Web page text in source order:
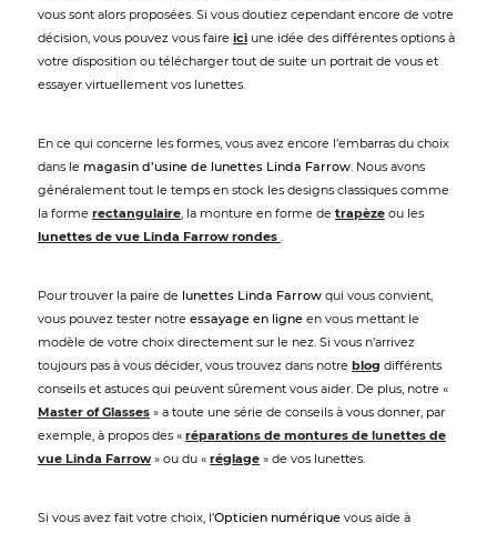
vous sont alors proposées. Si vous doutiez cependant encore de votre
décision, vous pouvez vous faire ici une idée des différentes options à
votre disposition ou télécharger tout de suite un portrait de vous et
essayer virtuellement vos lunettes.
En ce qui concerne les formes, vous avez encore l’embarras du choix
dans le magasin d’usine de lunettes Linda Farrow . Nous avons
généralement tout le temps en stock les designs classiques comme
la forme rectangulaire , la monture en forme de trapèze ou les
lunettes de vue Linda Farrow rondes
Pour trouver la paire de lunettes Linda Farrow qui vous convient,
vous pouvez tester notre essayage en ligne en vous mettant le
modèle de votre choix directement sur le nez. Si vous n’arrivez
toujours pas à vous décider, vous trouvez dans notre blog différents
conseils et astuces qui peuvent sûrement vous aider. De plus, notre «
Master of Glasses » a toute une série de conseils à vous donner, par
exemple, à propos des « réparations de montures de lunettes de
vue Linda Farrow» ou du « réglage » de vos lunettes.
Si vous avez fait votre choix, l’Opticien numérique vous aide à